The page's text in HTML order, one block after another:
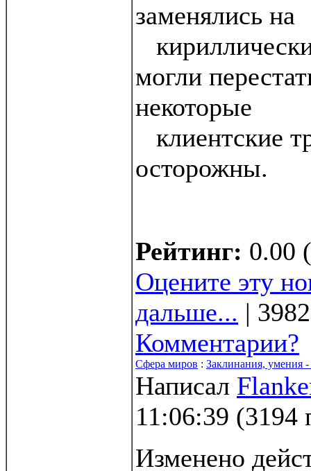
заменялись на
могли
некоторые
клиентские
осторожны.
Рейтинг: 0.00
Оцените эту
дальше... |
Комментарии?
Сфера миров : Заклинания, умения
Написал
11:06:39 (3194
Изменено